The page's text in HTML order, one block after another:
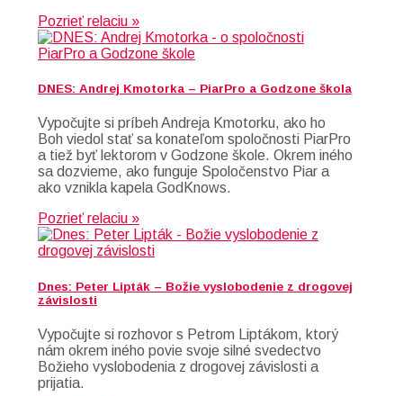
Pozrieť relaciu »
DNES: Andrej Kmotorka – PiarPro a Godzone škola
Vypočujte si príbeh Andreja Kmotorku, ako ho
Boh viedol stať sa konateľom spoločnosti PiarPro
a tiež byť lektorom v Godzone škole. Okrem iného
sa dozvieme, ako funguje Spoločenstvo Piar a
ako vznikla kapela GodKnows.
Pozrieť relaciu »
Dnes: Peter Lipták – Božie vyslobodenie z drogovej
závislosti
Vypočujte si rozhovor s Petrom Liptákom, ktorý
nám okrem iného povie svoje silné svedectvo
Božieho vyslobodenia z drogovej závislosti a
prijatia.